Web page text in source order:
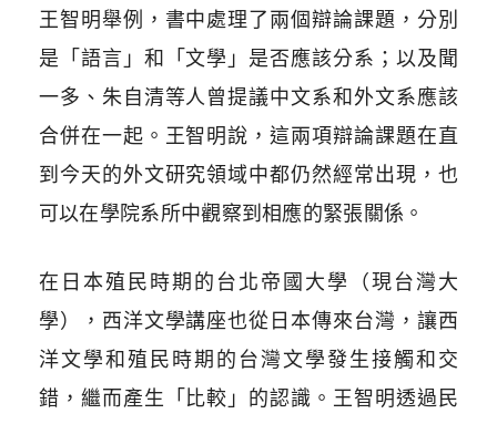
王智明舉例，書中處理了兩個辯論課題，分別
是「語言」和「文學」是否應該分系；以及聞
一多、朱自清等人曾提議中文系和外文系應該
合併在一起。王智明說，這兩項辯論課題在直
到今天的外文研究領域中都仍然經常出現，也
可以在學院系所中觀察到相應的緊張關係。
在日本殖民時期的台北帝國大學（現台灣大
學），西洋文學講座也從日本傳來台灣，讓西
洋文學和殖民時期的台灣文學發生接觸和交
錯，繼而產生「比較」的認識。王智明透過民